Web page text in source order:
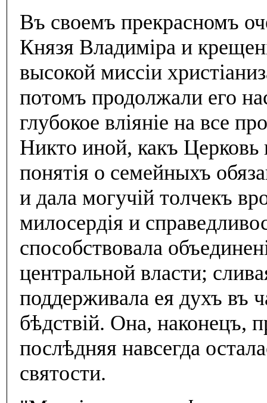
Въ своемъ прекрасномъ
Князя Владимiра и
высокой миссiи
потомъ продолжали его
глубокое влiянiе на все
Никто иной, какъ
понятiя о семейныхъ
и дала могучiй толчекъ
милосердiя и
способствовала
центральной власти;
поддерживала ея духъ въ
бѣдствiй. Она, наконецъ,
послѣдняя навсегда
святости.